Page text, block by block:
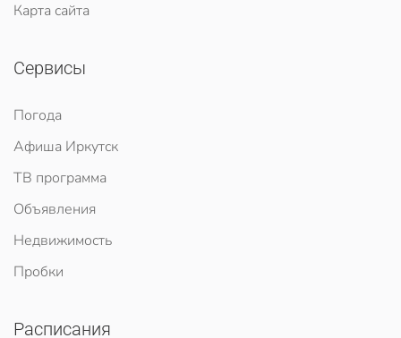
Карта сайта
Сервисы
Погода
Афиша Иркутск
ТВ программа
Объявления
Недвижимость
Пробки
Расписания